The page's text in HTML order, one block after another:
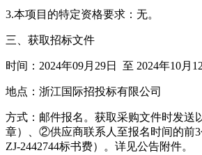
3.本项目的特定资格要求：无。
三、获取招标文件
时间：2024年09月29日 至 2024年10月
地点：浙江国际招投标有限公司
方式：邮件报名。获取采购文件时发送
章）、②供应商联系人至报名时间的前
ZJ-2442744标书费）。详见公告附件。